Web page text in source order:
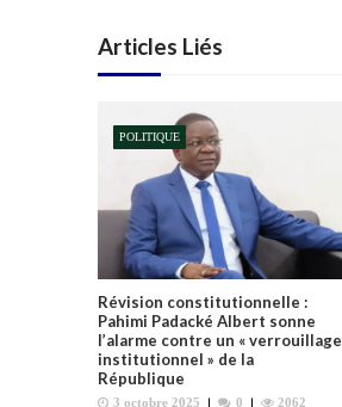
i
g
n
e
l
’
a
r
Articles Liés
POLITIQUE
Révision constitutionnelle :
Pahimi Padacké Albert sonne
l’alarme contre un « verrouillage
institutionnel » de la
République
3 octobre 2025 0 2062